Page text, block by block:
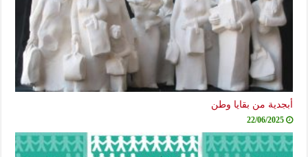
أبجدية من بقايا وطن
22/06/2025